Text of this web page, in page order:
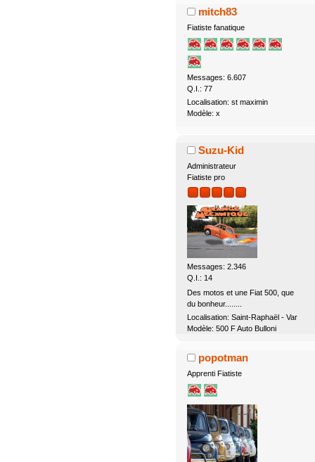
mitch83
Fiatiste fanatique
Messages: 6.607
Q.I.: 77
Localisation: st maximin
Modèle: x
Suzu-Kid
Administrateur
Fiatiste pro
Messages: 2.346
Q.I.: 14
Des motos et une Fiat 500, que
du bonheur........
Localisation: Saint-Raphaël - Var
Modèle: 500 F Auto Bulloni
popotman
Apprenti Fiatiste